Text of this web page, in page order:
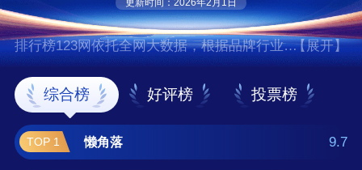
更新时间：2026年2月1日
排行榜123网依托全网大数据，根据品牌行业评
级、口碑、销量等12项指标依据，评选出了防
夹风扇罩十大品牌排行榜，前十名分别是懒角
落、秉优、大笨牛、家工场/JGC、妙馨思、柯
锐迩、锦色华年、佳尔美、宜百利、小黑裙 。
如果您正在查找防夹风扇罩什么牌子好？那么
【展开】
综合榜 好评榜 投票榜
TOP 1 懒角落 9.7